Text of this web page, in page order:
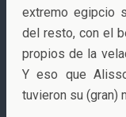
extremo egipcio
del resto, con el
propios de la
Y eso que
tuvieron su (gran)